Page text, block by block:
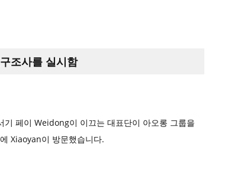
조사를 실시함
페이 Weidong이 이끄는 대표단이 아오롱 그룹을
Xiaoyan이 방문했습니다.